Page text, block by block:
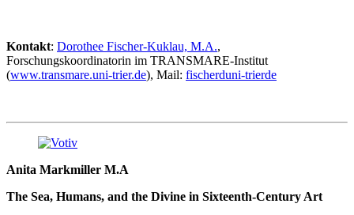
Kontakt: Dorothee Fischer-Kuklau, M.A.,
Forschungskoordinatorin im TRANSMARE-Institut
(www.transmare.uni-trier.de), Mail: fischerduni-trierde
Anita Markmiller M.A
The Sea, Humans, and the Divine in Sixteenth-Century Art